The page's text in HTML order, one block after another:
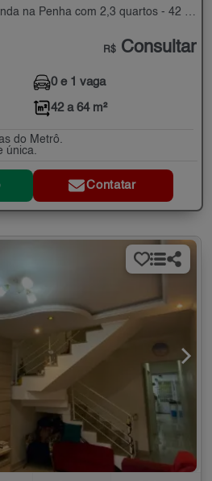
na Penha com 2,3 quartos - 42 a 64 m²
R$ Consultar
0 e 1 vaga
42 a 64 m²
do Metrô.
única.
Contatar